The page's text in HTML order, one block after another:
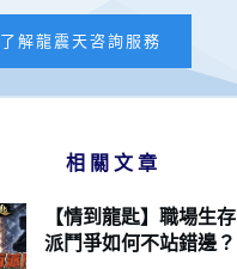
了解龍震天咨詢服務
相關文章
【情到龍匙】職場生
派鬥爭如何不站錯邊？